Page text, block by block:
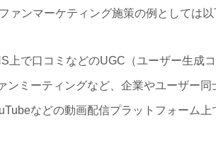
ァンマーケティング施策の例としては以
上で口コミなどのUGC（ユーザー生成
ンミーティングなど、企業やユーザー
などの動画配信プラットフォーム